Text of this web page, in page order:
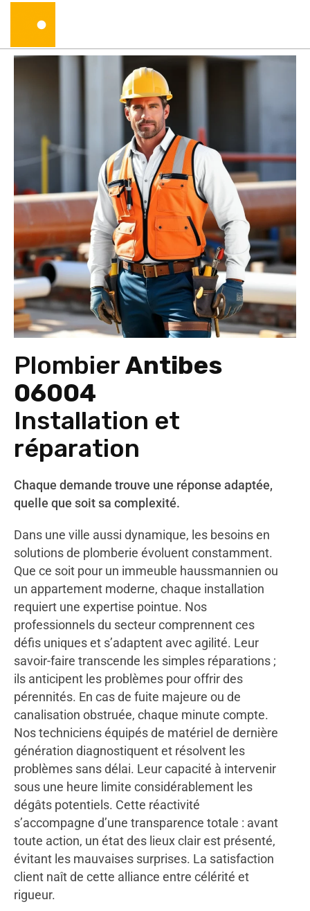
PlombierAntibes
06004
Installation et
réparation
Chaque demande trouve une réponse adaptée,
quelle que soit sa complexité.
Dans une ville aussi dynamique, les besoins en
solutions de plomberie évoluent constamment.
Que ce soit pour un immeuble haussmannien ou
un appartement moderne, chaque installation
requiert une expertise pointue. Nos
professionnels du secteur comprennent ces
défis uniques et s’adaptent avec agilité. Leur
savoir-faire transcende les simples réparations ;
ils anticipent les problèmes pour offrir des
pérennités. En cas de fuite majeure ou de
canalisation obstruée, chaque minute compte.
Nos techniciens équipés de matériel de dernière
génération diagnostiquent et résolvent les
problèmes sans délai. Leur capacité à intervenir
sous une heure limite considérablement les
dégâts potentiels. Cette réactivité
s’accompagne d’une transparence totale : avant
toute action, un état des lieux clair est présenté,
évitant les mauvaises surprises. La satisfaction
client naît de cette alliance entre célérité et
rigueur.